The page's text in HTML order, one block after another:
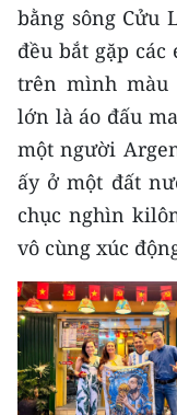
bằng sông Cửu
đều bắt gặp
trên mình màu
lớn là áo đấu
một người
ấy ở một đất
chục nghìn
vô cùng xúc